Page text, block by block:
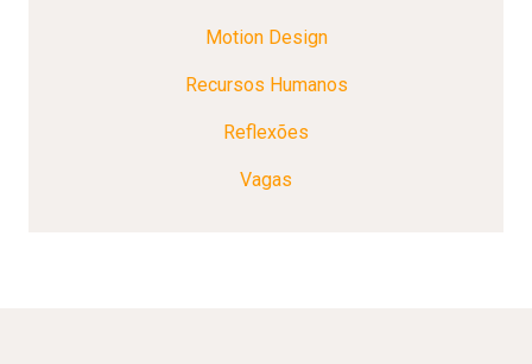
Motion Design
Recursos Humanos
Reflexões
Vagas